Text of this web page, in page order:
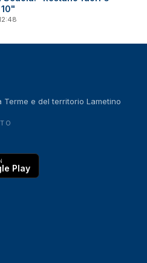
e del territorio Lametino
Play